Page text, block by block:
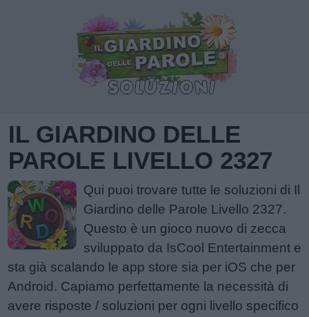
IL GIARDINO DELLE
PAROLE LIVELLO 2327
Qui puoi trovare tutte le soluzioni di Il
Giardino delle Parole Livello 2327.
Questo è un gioco nuovo di zecca
sviluppato da IsCool Entertainment e
sta già scalando le app store sia per iOS che per
Android. Capiamo perfettamente la necessità di
avere risposte / soluzioni per ogni livello specifico